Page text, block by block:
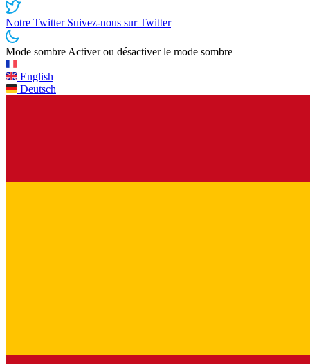
Notre Twitter Suivez-nous sur Twitter
Mode sombre Activer ou désactiver le mode sombre
English
Deutsch